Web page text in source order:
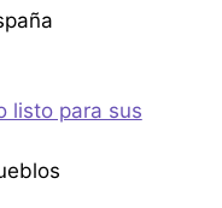
listo para sus